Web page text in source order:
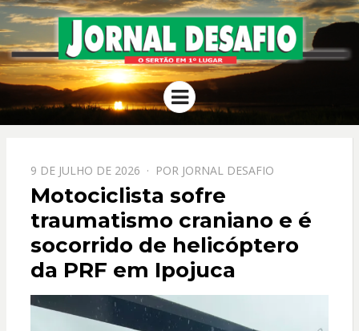
JORNAL
DESAFIO
O Sertão em 1º Lugar
Menu
PPOSTADO
EM
9 DE JULHO DE 2026 POR JORNAL DESAFIO
Motociclista sofre
traumatismo craniano e é
socorrido de helicóptero
da PRF em Ipojuca